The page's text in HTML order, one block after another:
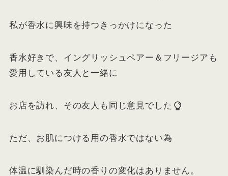
私が香水に興味を持つきっかけになった
香水好きで、イングリッシュペアー＆フリージアも
愛用している友人と一緒に
お店を訪れ、その友人も同じ意見でした
ただ、お肌につける用の香水ではない為
体温に馴染んだ時の香りの変化はありません。